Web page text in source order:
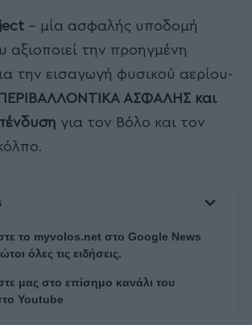
– μία ασφαλής υποδομή
αξιοποιεί την προηγμένη
την εισαγωγή φυσικού αερίου-
ΠΕΡΙΒΑΛΛΟΝΤΙΚΑ ΑΣΦΑΛΗΣ και
για τον Βόλο και τον
το myvolos.net στο Google News
όλες τις ειδήσεις.
μας στο επίσημο κανάλι του
Youtube